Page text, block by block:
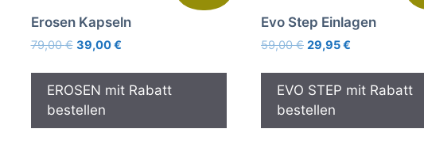
Erosen Kapseln
79,00€ Ursprünglicher
war:
79,00 €
39,00€Aktueller
ist:
39,00 €.
EROSEN mit Rabatt
bestellen
Evo Step Einlagen
59,00€ Ursprünglicher
war:
59,00 €
29,95€
ist:
29,95 €.
EVO STEP mit Rabatt
bestellen